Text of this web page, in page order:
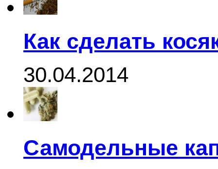
Как сделать
30.04.2014
Самодельные